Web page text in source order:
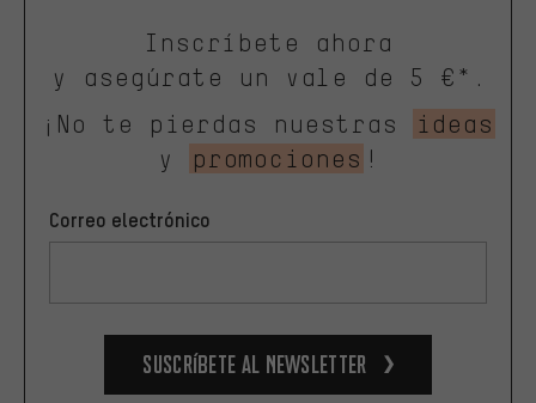
Inscríbete ahora
y asegúrate un vale de 5 €*.
¡No te pierdas nuestras
ideas
y
promociones !
Correo electrónico
Suscríbete al newsletter